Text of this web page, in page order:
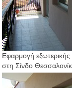
Εφαρμογή
στη Σίνδο